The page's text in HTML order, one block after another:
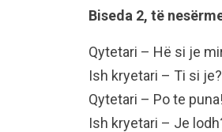
Biseda 2, të
Qytetari – Hë si je
Ish kryetari – Ti si je?
Qytetari – Po te puna!
Ish kryetari – Je